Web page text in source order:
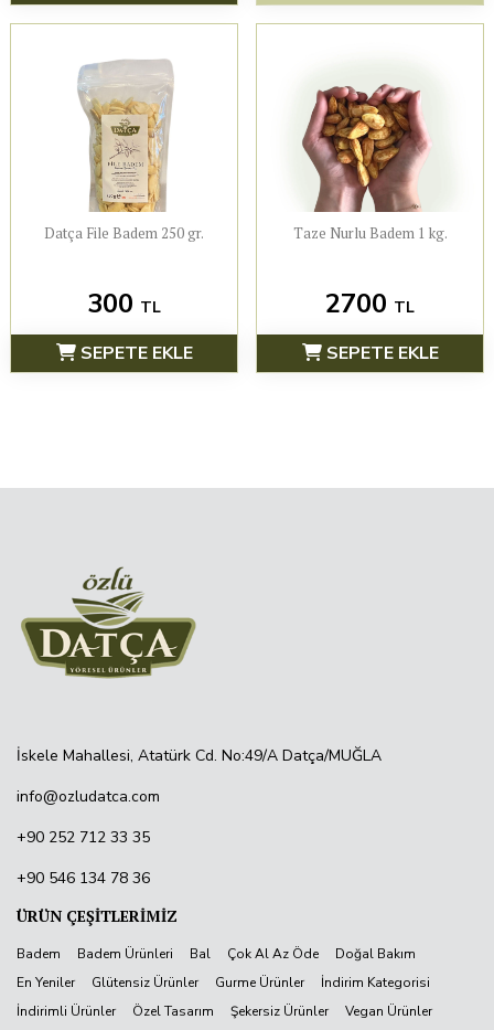
Datça File Badem 250 gr.
300 TL
SEPETE EKLE
Taze Nurlu Badem 1 kg.
2700 TL
SEPETE EKLE
İskele Mahallesi, Atatürk Cd. No:49/A Datça/MUĞLA
info@ozludatca.com
+90 252 712 33 35
+90 546 134 78 36
ÜRÜN ÇEŞİTLERİMİZ
Badem Badem Ürünleri Bal Çok Al Az Öde
Doğal Bakım
En Yeniler
Glütensiz Ürünler Gurme Ürünler
İndirim Kategorisi
İndirimli Ürünler
Özel Tasarım Şekersiz Ürünler
Vegan Ürünler